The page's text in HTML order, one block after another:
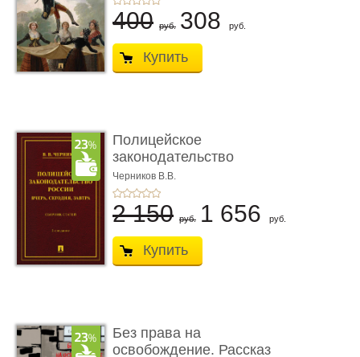
400 руб. 308 руб.
Купить
Полицейское
законодательство
России: вчера, с� ...
Черников В.В.
2 150 руб. 1 656 руб.
Купить
Без права на
освобождение. Рассказ